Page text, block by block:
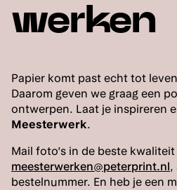
werken
Papier komt past echt tot
Daarom geven we graag een
ontwerpen. Laat je inspireren
Meesterwerk.
Mail foto’s in de beste
meesterwerken@peterprint.nl,
bestelnummer. En heb je een